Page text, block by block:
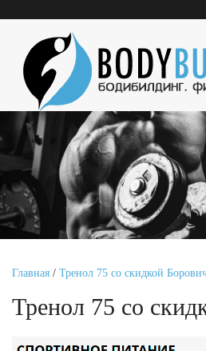
Главная / Тренол 75 со скидкой
Тренол 75 со